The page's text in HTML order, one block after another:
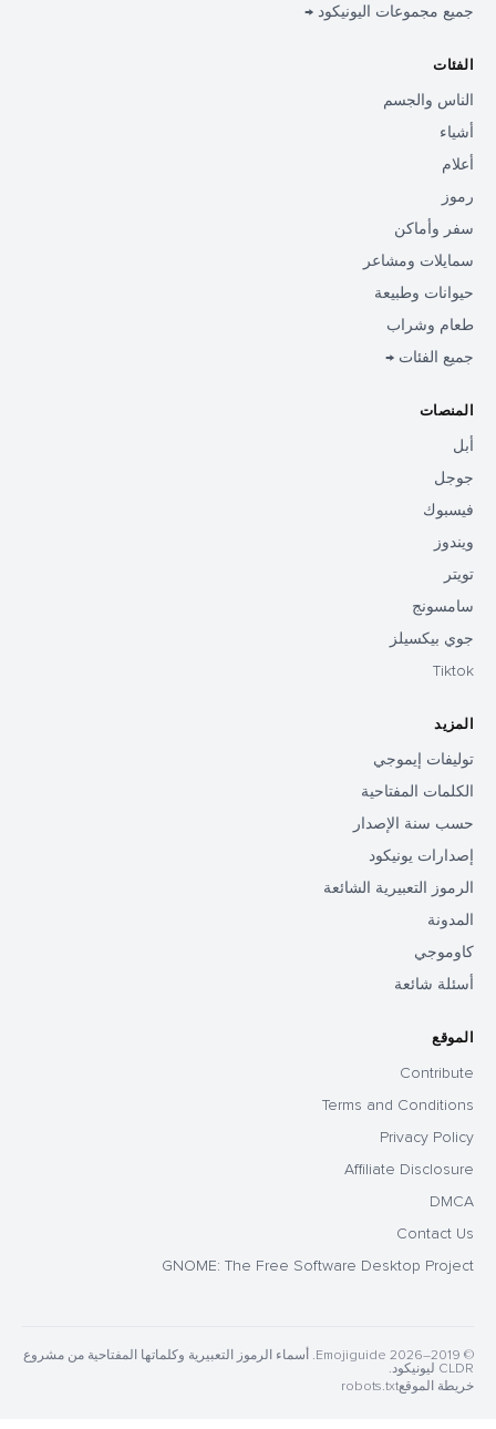
جميع مجموعات اليونيكود →
الفئات
الناس والجسم
أشياء
أعلام
رموز
سفر وأماكن
سمايلات ومشاعر
حيوانات وطبيعة
طعام وشراب
جميع الفئات →
المنصات
أبل
جوجل
فيسبوك
ويندوز
تويتر
سامسونج
جوي بيكسيلز
Tiktok
المزيد
توليفات إيموجي
الكلمات المفتاحية
حسب سنة الإصدار
إصدارات يونيكود
الرموز التعبيرية الشائعة
المدونة
كاوموجي
أسئلة شائعة
الموقع
Contribute
Terms and Conditions
Privacy Policy
Affiliate Disclosure
DMCA
Contact Us
GNOME: The Free Software Desktop Project
© 2019–2026 Emojiguide. أسماء الرموز التعبيرية وكلماتها المفتاحية من مشروع
CLDR ليونيكود.
خريطة الموقعrobots.txt